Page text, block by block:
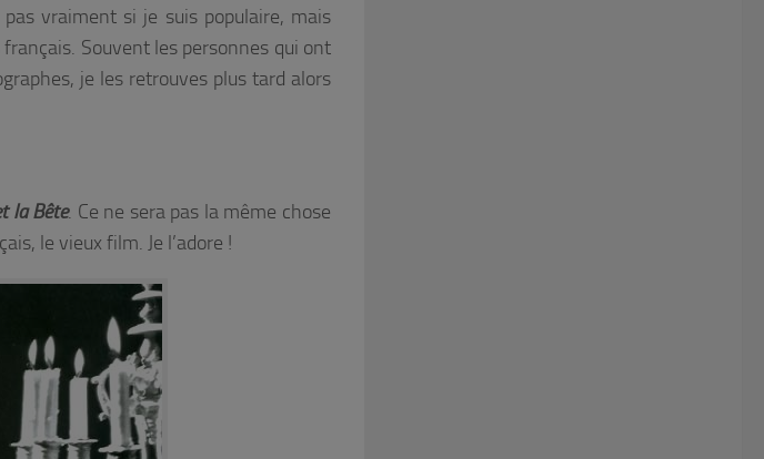
vraiment si je suis populaire, mais
Souvent les personnes qui ont
je les retrouves plus tard alors
la Bête. Ce ne sera pas la même chose
le vieux film. Je l’adore !